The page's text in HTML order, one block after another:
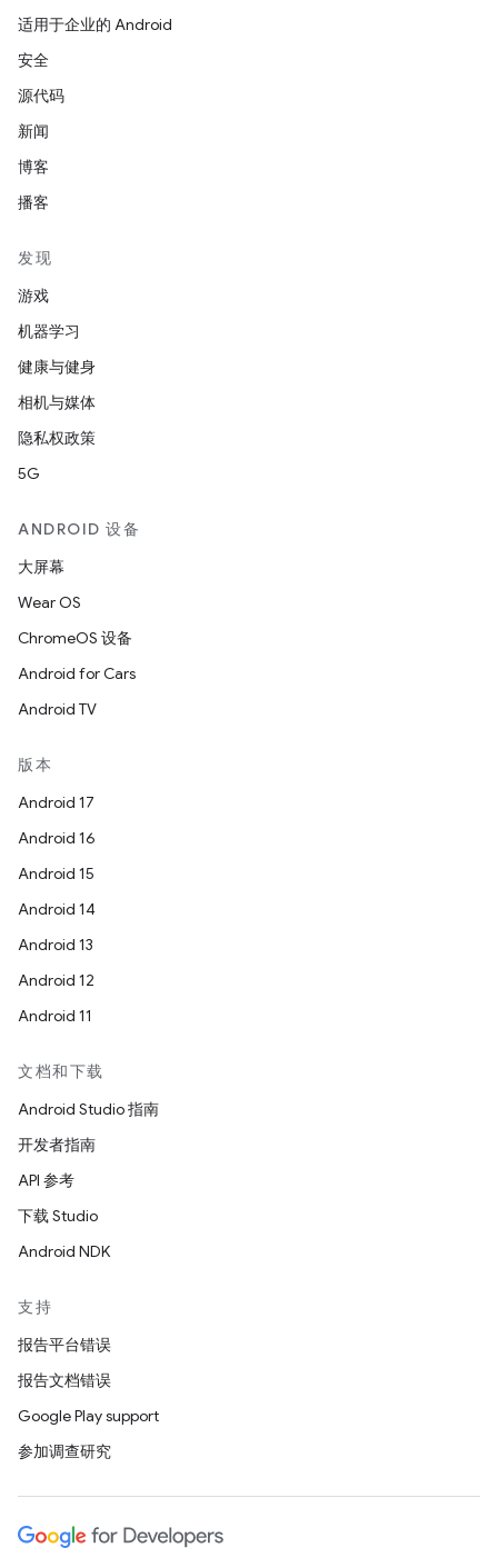
适用于企业的 Android
安全
源代码
新闻
博客
播客
发现
游戏
机器学习
健康与健身
相机与媒体
隐私权政策
5G
ANDROID 设备
大屏幕
Wear OS
ChromeOS 设备
Android for Cars
Android TV
版本
Android 17
Android 16
Android 15
Android 14
Android 13
Android 12
Android 11
文档和下载
Android Studio 指南
开发者指南
API 参考
下载 Studio
Android NDK
支持
报告平台错误
报告文档错误
Google Play support
参加调查研究